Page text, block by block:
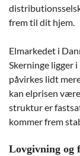
frem til dit hjem.
Elmarkedet i
Skerninge ligger
påvirkes lidt
kan elprisen
struktur er
kommer frem
Lovgivning og